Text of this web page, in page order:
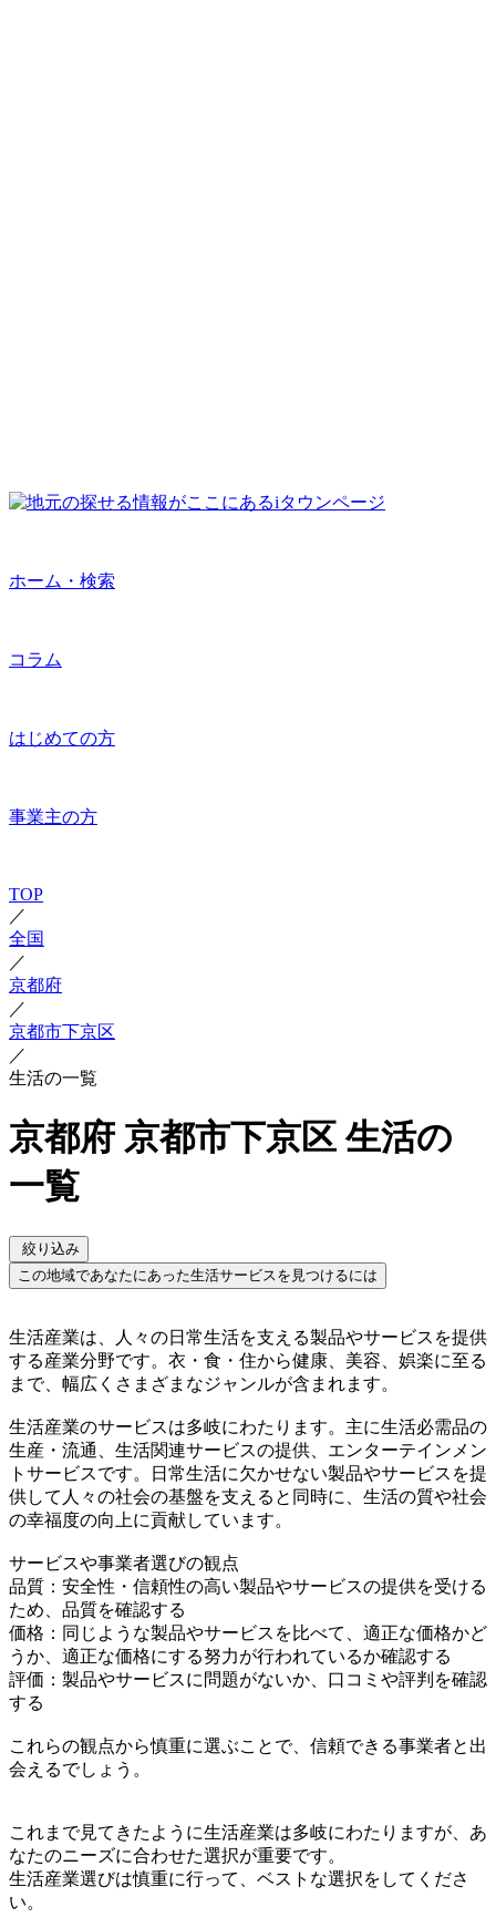
ホーム・検索
コラム
はじめての方
事業主の方
TOP
／
全国
／
京都府
／
京都市下京区
／
生活の一覧
京都府 京都市下京区 生活の
一覧
絞り込み
この地域であなたにあった生活サービスを見つけるには
生活産業は、人々の日常生活を支える製品やサービスを提供
する産業分野です。衣・食・住から健康、美容、娯楽に至る
まで、幅広くさまざまなジャンルが含まれます。
生活産業のサービスは多岐にわたります。主に生活必需品の
生産・流通、生活関連サービスの提供、エンターテインメン
トサービスです。日常生活に欠かせない製品やサービスを提
供して人々の社会の基盤を支えると同時に、生活の質や社会
の幸福度の向上に貢献しています。
サービスや事業者選びの観点
品質：安全性・信頼性の高い製品やサービスの提供を受ける
ため、品質を確認する
価格：同じような製品やサービスを比べて、適正な価格かど
うか、適正な価格にする努力が行われているか確認する
評価：製品やサービスに問題がないか、口コミや評判を確認
する
これらの観点から慎重に選ぶことで、信頼できる事業者と出
会えるでしょう。
これまで見てきたように生活産業は多岐にわたりますが、あ
なたのニーズに合わせた選択が重要です。
生活産業選びは慎重に行って、ベストな選択をしてくださ
い。